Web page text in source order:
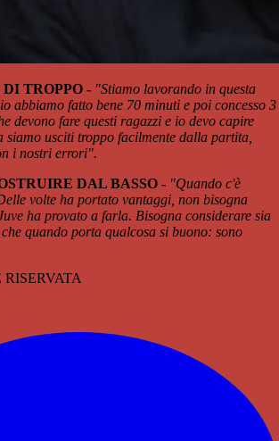
TROPPO - "Stiamo lavorando in questa
abbiamo fatto bene 70 minuti e poi concesso 3
devono fare questi ragazzi e io devo capire
siamo usciti troppo facilmente dalla partita,
i nostri errori".
DAL BASSO - "Quando c'è
volte ha portato vantaggi, non bisogna
ha provato a farla. Bisogna considerare sia
quando porta qualcosa si buono: sono